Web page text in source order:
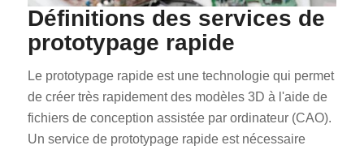
Définitions des services de
prototypage rapide
Le prototypage rapide est une technologie qui permet
de créer très rapidement des modèles 3D à l'aide de
fichiers de conception assistée par ordinateur (CAO).
Un service de prototypage rapide est nécessaire